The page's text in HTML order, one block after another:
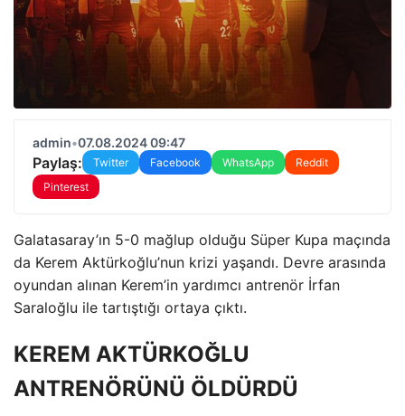
admin•07.08.2024 09:47
Paylaş: Twitter Facebook WhatsApp
Reddit
Pinterest
Galatasaray’ın 5-0 mağlup olduğu Süper Kupa maçında
da Kerem Aktürkoğlu’nun krizi yaşandı. Devre arasında
oyundan alınan Kerem’in yardımcı antrenör İrfan
Saraloğlu ile tartıştığı ortaya çıktı.
KEREM AKTÜRKOĞLU
ANTRENÖRÜNÜ ÖLDÜRDÜ